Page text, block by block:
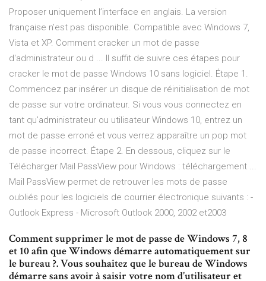
Proposer uniquement l’interface en anglais. La version
française n’est pas disponible. Compatible avec Windows 7,
Vista et XP. Comment cracker un mot de passe
d'administrateur ou d ... Il suffit de suivre ces étapes pour
cracker le mot de passe Windows 10 sans logiciel. Étape 1.
Commencez par insérer un disque de réinitialisation de mot
de passe sur votre ordinateur. Si vous vous connectez en
tant qu’administrateur ou utilisateur Windows 10, entrez un
mot de passe erroné et vous verrez apparaître un pop mot
de passe incorrect. Étape 2. En dessous, cliquez sur le
Télécharger Mail PassView pour Windows : téléchargement ...
Mail PassView permet de retrouver les mots de passe
oubliés pour les logiciels de courrier électronique suivants : -
Outlook Express - Microsoft Outlook 2000, 2002 et2003
Comment supprimer le mot de passe de Windows 7, 8
et 10 afin que Windows démarre automatiquement sur
le bureau ?. Vous souhaitez que le bureau de Windows
démarre sans avoir à saisir votre nom d’utilisateur et